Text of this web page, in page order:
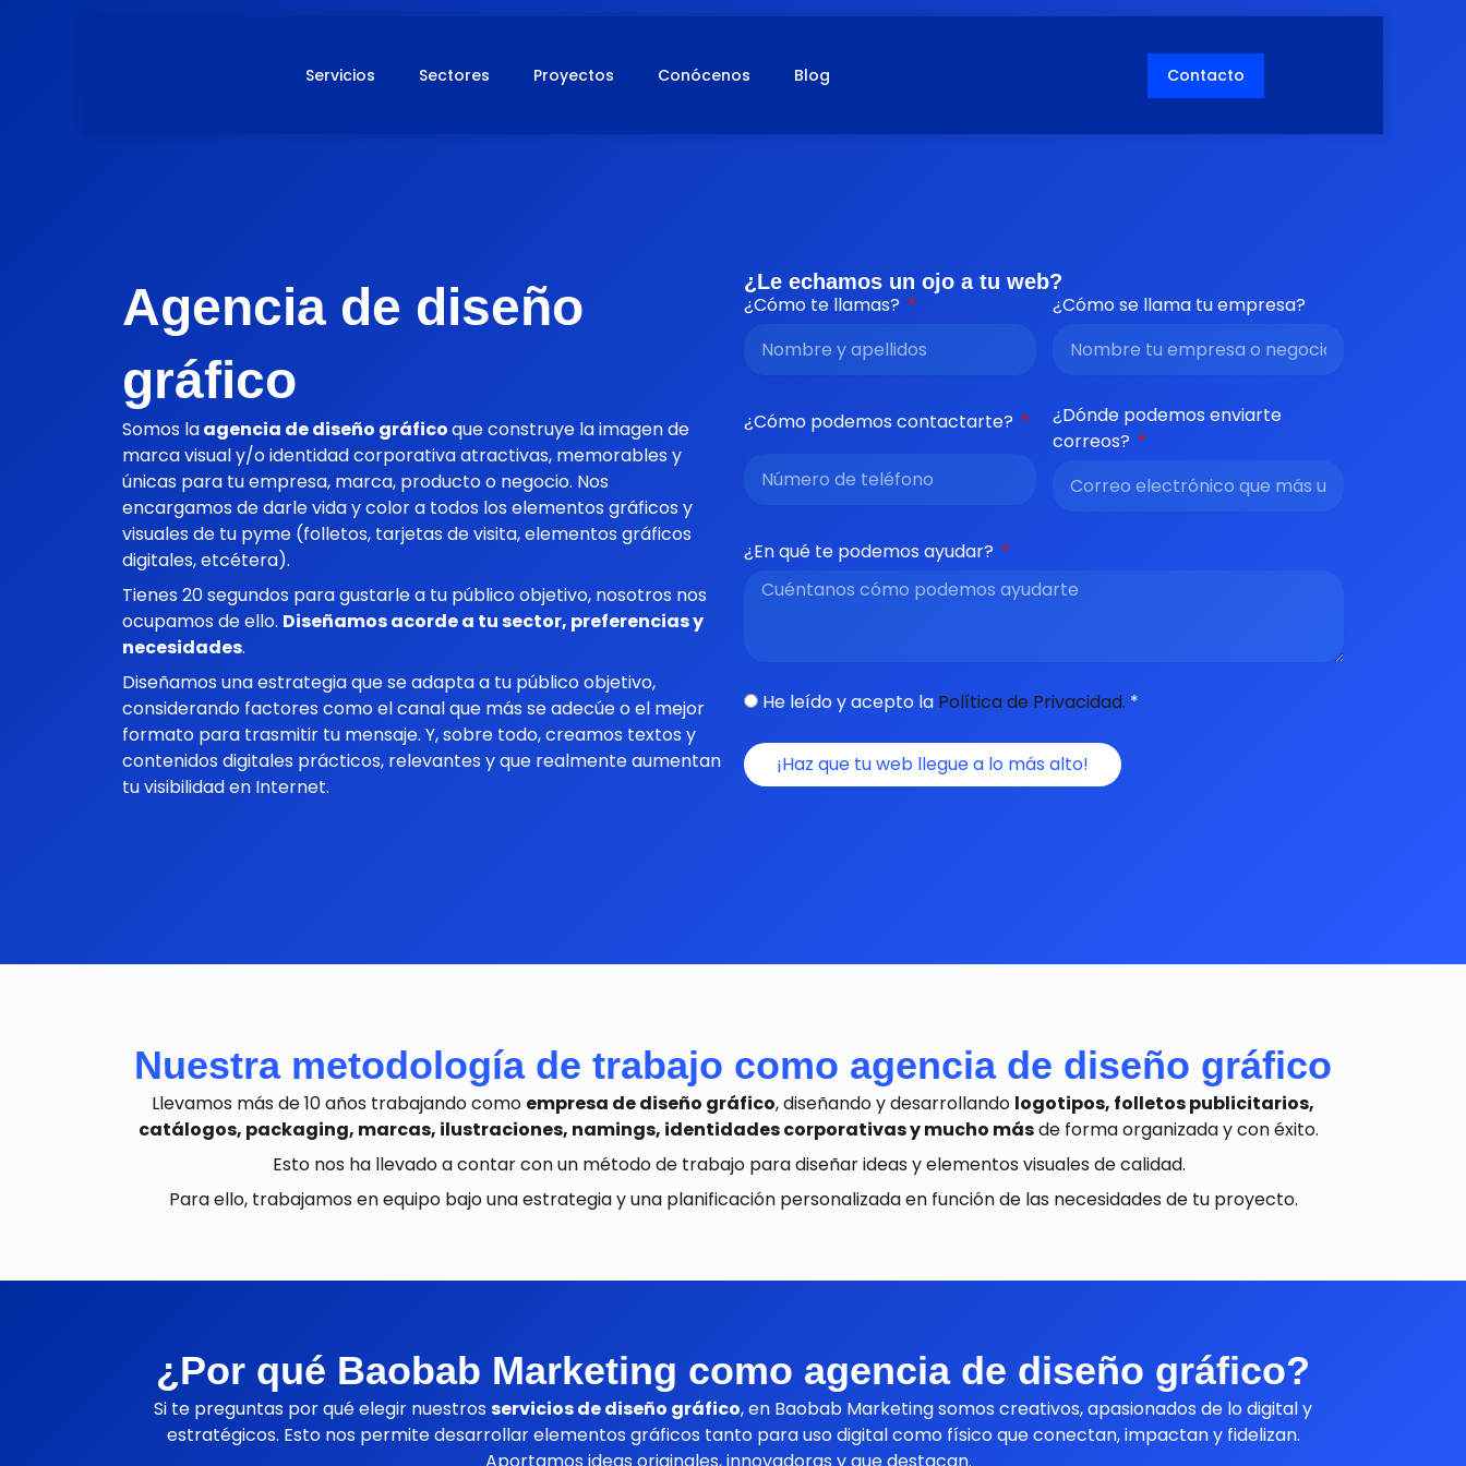
Servicios Sectores Proyectos Conócenos Blog Contacto
Agencia de diseño
gráfico
Somos laagencia de diseño gráficoque construye la imagen de
marca visual y/o identidad corporativa atractivas, memorables y
únicas para tu empresa, marca, producto o negocio. Nos
encargamos de darle vida y color a todos los elementos gráficos y
visuales de tu pyme (folletos, tarjetas de visita, elementos gráficos
digitales, etcétera).
Tienes 20 segundos para gustarle a tu público objetivo, nosotros nos
ocupamos de ello. Diseñamos acorde a tu sector, preferencias y
necesidades.
Diseñamos una estrategia que se adaptaa tu público objetivo,
considerando factores como el canal que más se adecúeo el mejor
formato para trasmitir tu mensaje. Y, sobre todo, creamos textos y
contenidos digitales prácticos, relevantes y que realmente aumentan
tu visibilidad en Internet.
¿Le echamos un ojo a tu web?
¿Cómo te llamas? ¿Cómo se llama tu empresa?
¿Cómo podemos contactarte?
¿Dónde podemos enviarte
correos?
¿En qué te podemos ayudar?
He leído y acepto la Política de Privacidad. *
¡Haz que tu web llegue a lo más alto!
Nuestra metodología de trabajo como agencia de diseño gráfico
Llevamos más de 10 años trabajando como empresa de diseño gráfico, diseñando y desarrollando logotipos, folletos publicitarios,
catálogos, packaging, marcas, ilustraciones, namings, identidades corporativas y mucho másde forma organizada y con éxito.
Esto nos ha llevado a contar con un método de trabajo para diseñar ideas y elementos visuales de calidad.
Para ello, trabajamos en equipo bajo una estrategia y una planificación personalizada en función de las necesidades de tu proyecto.
¿Por qué Baobab Marketing como agencia de diseño gráfico?
Si te preguntas por qué elegir nuestrosservicios de diseño gráfico, en Baobab Marketing somos creativos, apasionados de lo digital y
estratégicos. Esto nos permite desarrollar elementos gráficos tanto para uso digital como físico que conectan, impactan y fidelizan.